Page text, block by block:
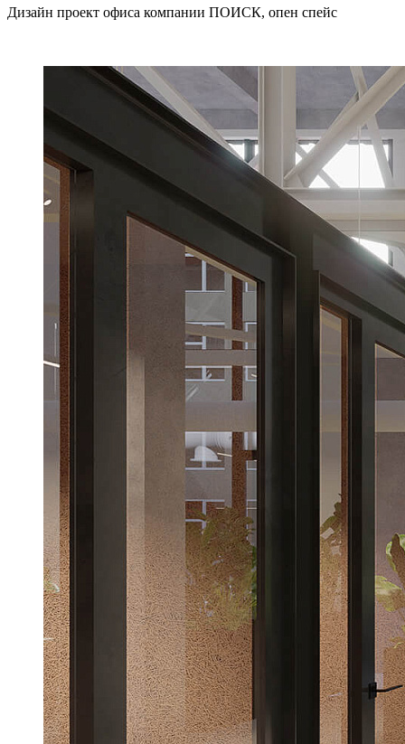
Дизайн проект офиса компании ПОИСК, опен спейс